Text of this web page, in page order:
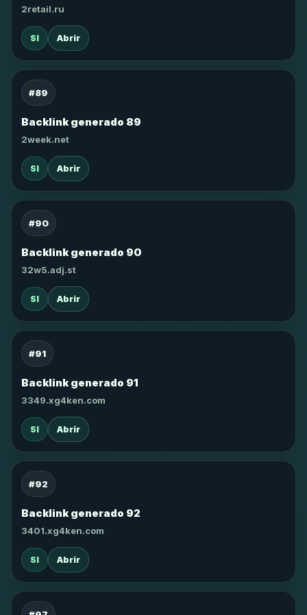
2retail.ru
SI Abrir
#89
Backlink generado 89
2week.net
SI Abrir
#90
Backlink generado 90
32w5.adj.st
SI Abrir
#91
Backlink generado 91
3349.xg4ken.com
SI Abrir
#92
Backlink generado 92
3401.xg4ken.com
SI Abrir